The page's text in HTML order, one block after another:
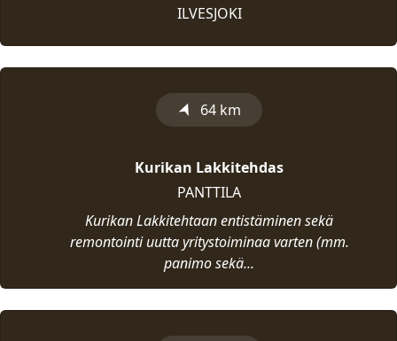
ILVESJOKI
➤ 64 km
Kurikan Lakkitehdas
PANTTILA
Kurikan Lakkitehtaan entistäminen sekä
remontointi uutta yritystoiminaa varten (mm.
panimo sekä...